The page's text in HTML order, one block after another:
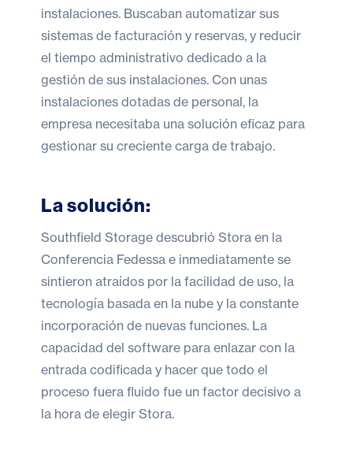
instalaciones. Buscaban automatizar sus
sistemas de facturación y reservas, y reducir
el tiempo administrativo dedicado a la
gestión de sus instalaciones. Con unas
instalaciones dotadas de personal, la
empresa necesitaba una solución eficaz para
gestionar su creciente carga de trabajo.
La solución:
Southfield Storage descubrió Stora en la
Conferencia Fedessa e inmediatamente se
sintieron atraídos por la facilidad de uso, la
tecnología basada en la nube y la constante
incorporación de nuevas funciones. La
capacidad del software para enlazar con la
entrada codificada y hacer que todo el
proceso fuera fluido fue un factor decisivo a
la hora de elegir Stora.